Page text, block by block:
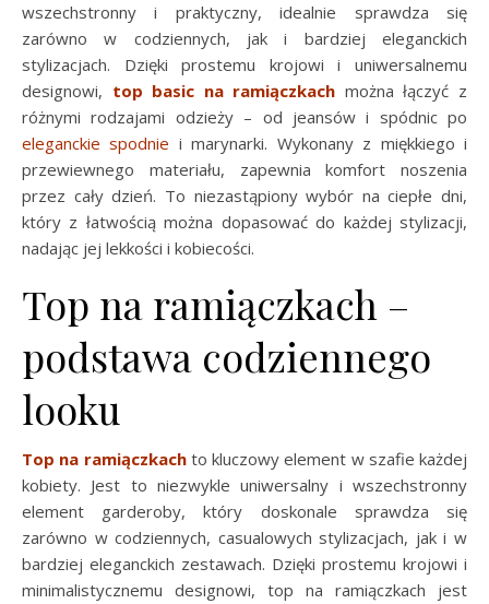
wszechstronny i praktyczny, idealnie sprawdza się
zarówno w codziennych, jak i bardziej eleganckich
stylizacjach. Dzięki prostemu krojowi i uniwersalnemu
designowi, top basic na ramiączkach można łączyć z
różnymi rodzajami odzieży – od jeansów i spódnic po
eleganckie spodnie i marynarki. Wykonany z miękkiego i
przewiewnego materiału, zapewnia komfort noszenia
przez cały dzień. To niezastąpiony wybór na ciepłe dni,
który z łatwością można dopasować do każdej stylizacji,
nadając jej lekkości i kobiecości.
Top na ramiączkach –
podstawa codziennego
looku
Top na ramiączkachto kluczowy element w szafie każdej
kobiety. Jest to niezwykle uniwersalny i wszechstronny
element garderoby, który doskonale sprawdza się
zarówno w codziennych, casualowych stylizacjach, jak i w
bardziej eleganckich zestawach. Dzięki prostemu krojowi i
minimalistycznemu designowi, top na ramiączkach jest